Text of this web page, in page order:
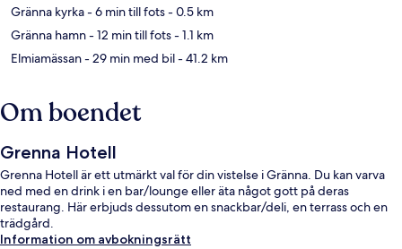
Gränna kyrka- 6 min till fots- 0.5 km
Gränna hamn- 12 min till fots- 1.1 km
Elmiamässan- 29 min med bil- 41.2 km
Om boendet
Grenna Hotell
Grenna Hotell är ett utmärkt val för din vistelse i Gränna. Du kan varva
ned med en drink i en bar/lounge eller äta något gott på deras
restaurang. Här erbjuds dessutom en snackbar/deli, en terrass och en
trädgård.
Information om avbokningsrätt